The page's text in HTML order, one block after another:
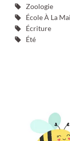
Zoologie
École À La
Écriture
Été